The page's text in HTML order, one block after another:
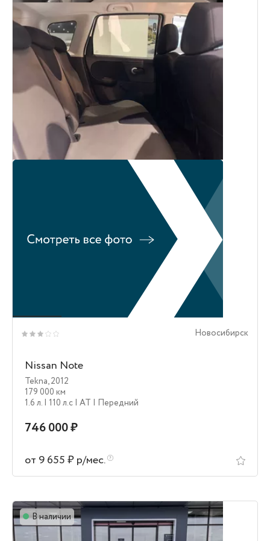
Новосибирск
Nissan Note
Tekna,2012
179 000 км
1.6 л. | 110 л.c | AT | Передний
746 000 ₽
от 9 655 ₽ р/мес.
В наличии